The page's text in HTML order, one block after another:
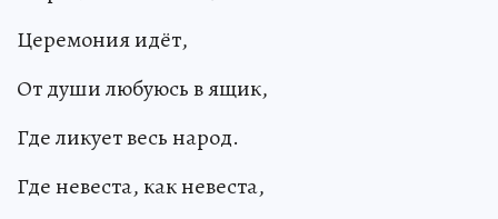
Церемония идёт,
От души любуюсь в ящик,
Где ликует весь народ.
Где невеста, как невеста,